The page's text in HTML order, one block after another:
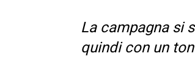
La campagna si
quindi con un